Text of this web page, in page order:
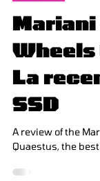
Tecnica
Mariani
Wheels
La
SSD
A review of the